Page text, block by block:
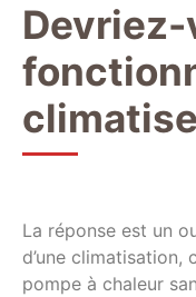
La réponse est un
d’une climatisation,
pompe à chaleur